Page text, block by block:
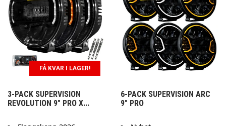
FÅ KVAR I LAGER!
3-PACK SUPERVISION
REVOLUTION 9" PRO X...
6-PACK SUPERVISION ARC
9" PRO